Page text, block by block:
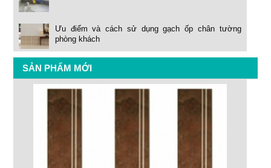
Ưu điểm và cách sử dụng gạch ốp chân tường
phòng khách
SẢN PHẨM MỚI